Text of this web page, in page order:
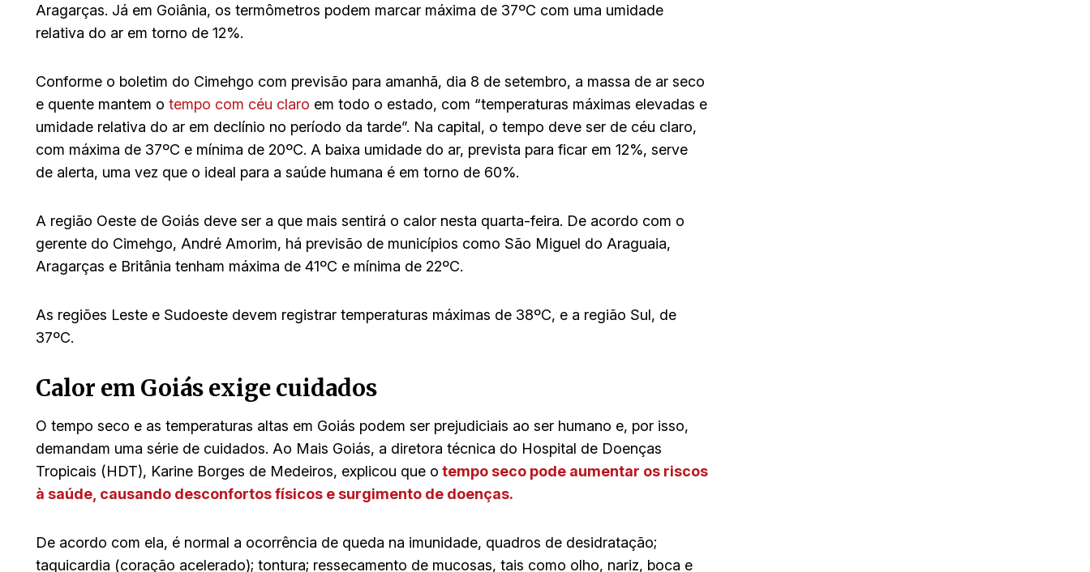
Aragarças. Já em Goiânia, os termômetros podem marcar máxima de 37ºC com uma umidade
relativa do ar em torno de 12%.
Conforme o boletim do Cimehgo com previsão para amanhã, dia 8 de setembro, a massa de ar seco
e quente mantem o tempo com céu claro em todo o estado, com “temperaturas máximas elevadas e
umidade relativa do ar em declínio no período da tarde”. Na capital, o tempo deve ser de céu claro,
com máxima de 37ºC e mínima de 20ºC. A baixa umidade do ar, prevista para ficar em 12%, serve
de alerta, uma vez que o ideal para a saúde humana é em torno de 60%.
A região Oeste de Goiás deve ser a que mais sentirá o calor nesta quarta-feira. De acordo com o
gerente do Cimehgo, André Amorim, há previsão de municípios como São Miguel do Araguaia,
Aragarças e Britânia tenham máxima de 41ºC e mínima de 22ºC.
As regiões Leste e Sudoeste devem registrar temperaturas máximas de 38ºC, e a região Sul, de
37ºC.
Calor em Goiás exige cuidados
O tempo seco e as temperaturas altas em Goiás podem ser prejudiciais ao ser humano e, por isso,
demandam uma série de cuidados. Ao Mais Goiás, a diretora técnica do Hospital de Doenças
Tropicais (HDT), Karine Borges de Medeiros, explicou que o tempo seco pode aumentar os riscos
à saúde, causando desconfortos físicos e surgimento de doenças.
De acordo com ela, é normal a ocorrência de queda na imunidade, quadros de desidratação;
taquicardia (coração acelerado); tontura; ressecamento de mucosas, tais como olho, nariz, boca e